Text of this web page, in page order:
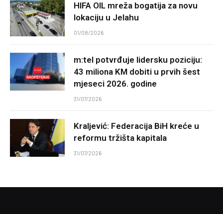
HIFA OIL mreža bogatija za novu
lokaciju u Jelahu
01/08/2026
m:tel potvrđuje lidersku poziciju:
43 miliona KM dobiti u prvih šest
mjeseci 2026. godine
31/07/2026
Kraljević: Federacija BiH kreće u
reformu tržišta kapitala
31/07/2026